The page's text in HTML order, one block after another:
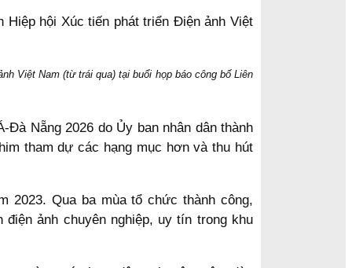
Việt Nam (từ trái qua) tại buổi họp báo công bố Liên
Nẵng 2026 do Ủy ban nhân dân thành
tham dự các hạng mục hơn và thu hút
2023. Qua ba mùa tổ chức thành công,
ảnh chuyên nghiệp, uy tín trong khu